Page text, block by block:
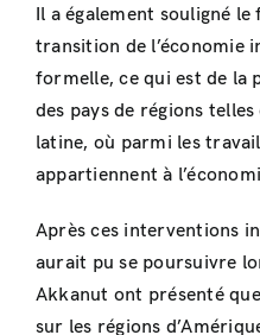
Il a également souligné le
transition de l’économie
formelle, ce qui est de la
des pays de régions
latine, où parmi les
appartiennent à
Après ces interventions
aurait pu se poursuivre
Akkanut ont présenté
sur les régions